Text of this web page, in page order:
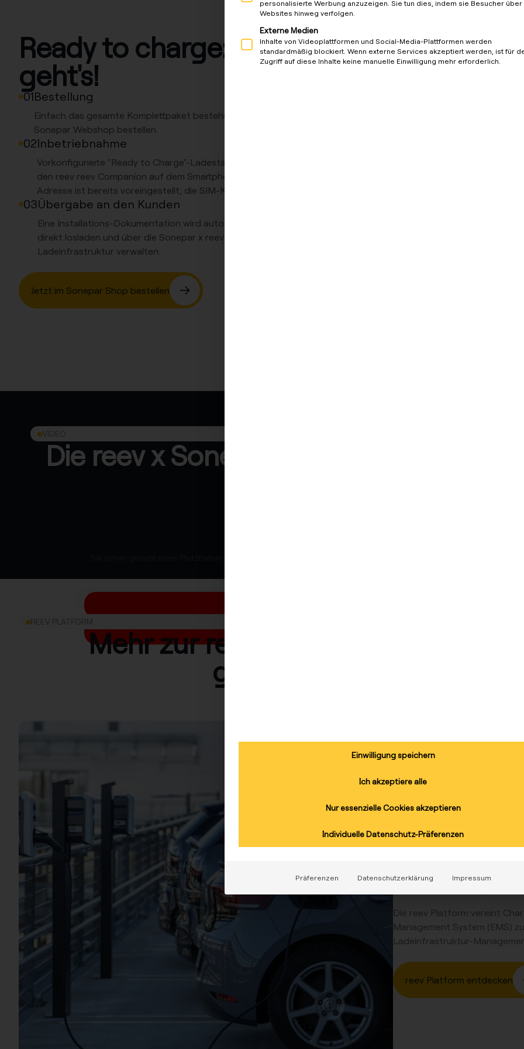
Ready to charge: So einfach
geht's!
Bestellung
Einfach das gesamte Komplettpaket bestehend aus Software und Hardware im
Sonepar Webshop bestellen.
Inbetriebnahme
Vorkonfigurierte "Ready to Charge"-Ladestation aufbauen, QR-Code scannen und
den reev reev Companion auf dem Smartphone durchlaufen lassen. Die Backend-
Adresse ist bereits voreingestellt, die SIM-Karte bereits eingelegt.
Übergabe an den Kunden
Eine Installations-Dokumentation wird automatisch erstellt. Der Betreiber kann
direkt losladen und über die Sonepar x reev Energie- und Ladeplattform die
Ladeinfrastruktur verwalten.
Jetzt im Sonepar Shop bestellen
VIDEO
Die reev x Sonepar Energie- und
REEV PLATFORM
Mehr zur reev Platform - Die
gemeinsame Lösung
Über
Europa
Bereits über 7000
Die reev Platform vereint
Management System (EMS)
Ladeinfrastruktur-
reev Platform entdecken
personalisierte Werbung anzuzeigen. Sie tun dies, indem sie Besucher über
Websites hinweg verfolgen.
Externe Medien
Inhalte von Videoplattformen und Social-Media-Plattformen werden
standardmäßig blockiert. Wenn externe Services akzeptiert werden, ist für
Zugriff auf diese Inhalte keine manuelle Einwilligung mehr erforderlich.
Einwilligung speichern
Ich akzeptiere alle
Nur essenzielle Cookies akzeptieren
Individuelle Datenschutz-Präferenzen
Präferenzen Datenschutzerklärung Impressum